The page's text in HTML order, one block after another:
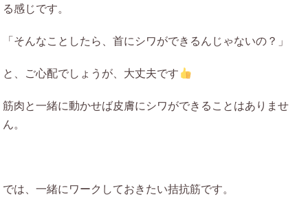
る感じです。
「そんなことしたら、首にシワができるんじゃないの？」
と、ご心配でしょうが、大丈夫です
筋肉と一緒に動かせば皮膚にシワができることはありませ
ん。
では、一緒にワークしておきたい拮抗筋です。